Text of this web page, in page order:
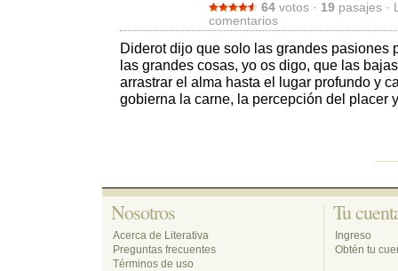
64 votos · 19 pasajes ·
comentarios
Diderot dijo que solo las grandes pasiones
las grandes cosas, yo os digo, que las
arrastrar el alma hasta el lugar profundo y
gobierna la carne, la percepción del placer
Nosotros
Acerca de Literativa
Preguntas frecuentes
Términos de uso
Tu
Ingreso
Obtén tu